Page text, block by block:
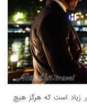
زیاد است که هرگز هیچ